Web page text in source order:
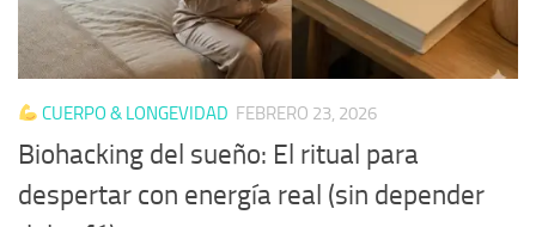
CUERPO & LONGEVIDAD FEBRERO 23, 2026
Biohacking del sueño: El ritual para
despertar con energía real (sin depender